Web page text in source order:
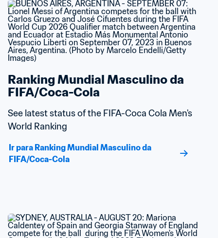
Ranking Mundial Masculino da
FIFA/Coca-Cola
See latest status of the FIFA-Coca Cola Men's
World Ranking
Ir para Ranking Mundial Masculino da
FIFA/Coca-Cola